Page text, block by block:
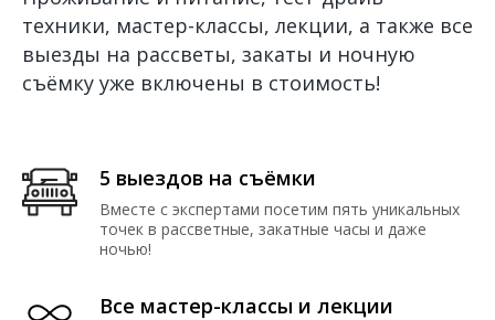
техники, мастер-классы, лекции, а также все
выезды на рассветы, закаты и ночную
съёмку уже включены в стоимость!
5 выездов на съёмки
Вместе с экспертами посетим пять уникальных
точек в рассветные, закатные часы и даже
ночью!
Все мастер-классы и лекции